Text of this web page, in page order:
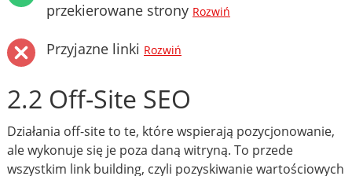
przekierowane strony Rozwiń
Przyjazne linki Rozwiń
2.2 Off-Site SEO
Działania off-site to te, które wspierają pozycjonowanie,
ale wykonuje się je poza daną witryną. To przede
wszystkim link building, czyli pozyskiwanie wartościowych